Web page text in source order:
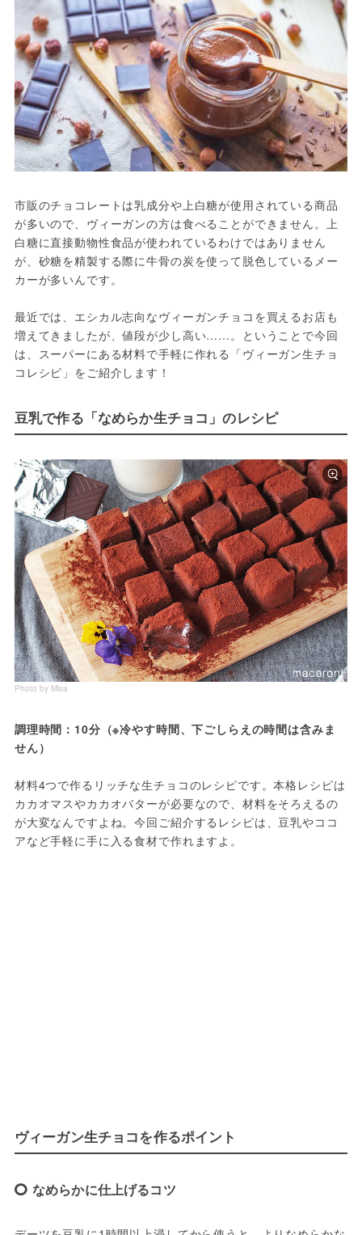
市販のチョコレートは乳成分や上白糖が使用されている商品
が多いので、ヴィーガンの方は食べることができません。上
白糖に直接動物性食品が使われているわけではありません
が、砂糖を精製する際に牛骨の炭を使って脱色しているメー
カーが多いんです。
最近では、エシカル志向なヴィーガンチョコを買えるお店も
増えてきましたが、値段が少し高い……。ということで今回
は、スーパーにある材料で手軽に作れる「ヴィーガン生チョ
コレシピ」をご紹介します！
豆乳で作る「なめらか生チョコ」のレシピ
Photo by Misa
調理時間：10分（※冷やす時間、下ごしらえの時間は含みま
せん）
材料4つで作るリッチな生チョコのレシピです。本格レシピは
カカオマスやカカオバターが必要なので、材料をそろえるの
が大変なんですよね。今回ご紹介するレシピは、豆乳やココ
アなど手軽に手に入る食材で作れますよ。
ヴィーガン生チョコを作るポイント
なめらかに仕上げるコツ